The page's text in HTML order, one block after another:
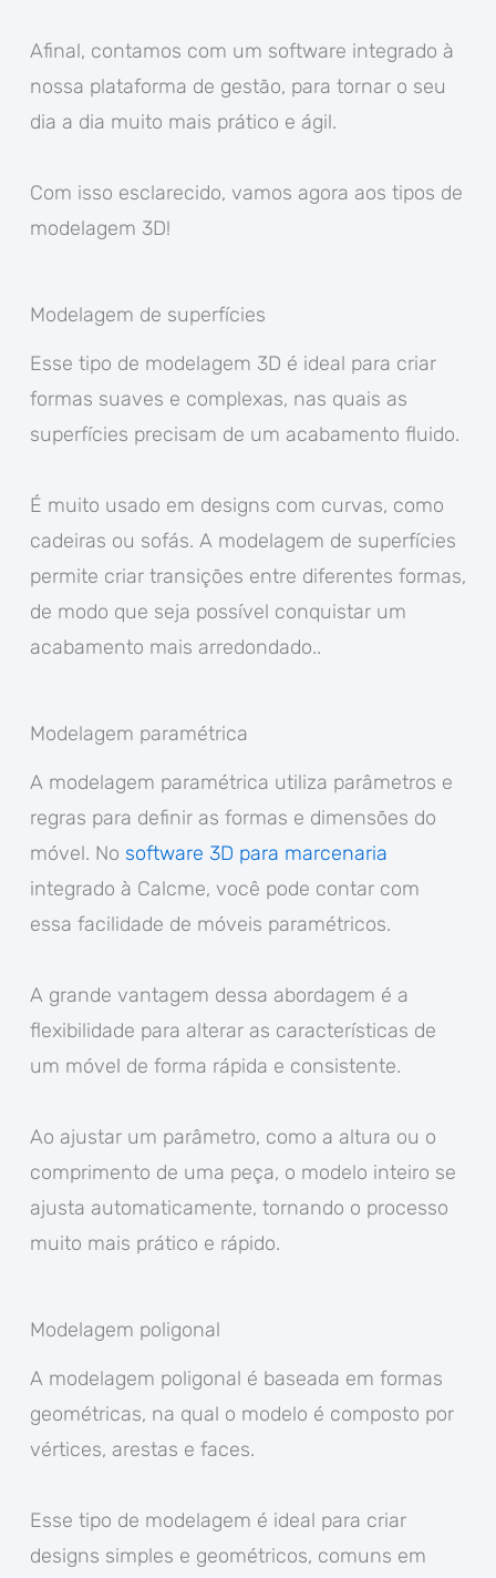
Afinal, contamos com um software integrado à
nossa plataforma de gestão, para tornar o seu
dia a dia muito mais prático e ágil.
Com isso esclarecido, vamos agora aos tipos de
modelagem 3D!
Modelagem de superfícies
Esse tipo de modelagem 3D é ideal para criar
formas suaves e complexas, nas quais as
superfícies precisam de um acabamento fluido.
É muito usado em designs com curvas, como
cadeiras ou sofás. A modelagem de superfícies
permite criar transições entre diferentes formas,
de modo que seja possível conquistar um
acabamento mais arredondado..
Modelagem paramétrica
A modelagem paramétrica utiliza parâmetros e
regras para definir as formas e dimensões do
móvel. No software 3D para marcenaria
integrado à Calcme, você pode contar com
essa facilidade de móveis paramétricos.
A grande vantagem dessa abordagem é a
flexibilidade para alterar as características de
um móvel de forma rápida e consistente.
Ao ajustar um parâmetro, como a altura ou o
comprimento de uma peça, o modelo inteiro se
ajusta automaticamente, tornando o processo
muito mais prático e rápido.
Modelagem poligonal
A modelagem poligonal é baseada em formas
geométricas, na qual o modelo é composto por
vértices, arestas e faces.
Esse tipo de modelagem é ideal para criar
designs simples e geométricos, comuns em